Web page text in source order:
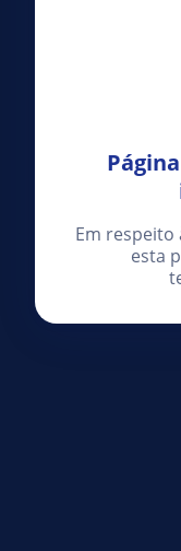
Em respeito
esta